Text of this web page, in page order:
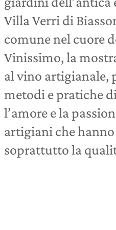
Villa Verri di
comune nel cuore
Vinissimo, la
al vino artigianale,
metodi e pratiche
l’amore e la
artigiani che hanno
soprattutto la